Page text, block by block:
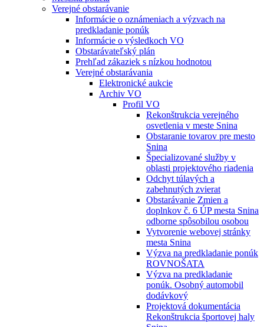
Verejné obstarávanie
Informácie o oznámeniach a výzvach na
predkladanie ponúk
Informácie o výsledkoch VO
Obstarávateľský plán
Prehľad zákaziek s nízkou hodnotou
Verejné obstarávania
Elektronické aukcie
Archiv VO
Profil VO
Rekonštrukcia verejného
osvetlenia v meste Snina
Obstaranie tovarov pre mesto
Snina
Špecializované služby v
oblasti projektového riadenia
Odchyt túlavých a
zabehnutých zvierat
Obstarávanie Zmien a
doplnkov č. 6 ÚP mesta Snina
odborne spôsobilou osobou
Vytvorenie webovej stránky
mesta Snina
Výzva na predkladanie ponúk
ROVNOŠATA
Výzva na predkladanie
ponúk. Osobný automobil
dodávkový
Projektová dokumentácia
Rekonštrukcia športovej haly